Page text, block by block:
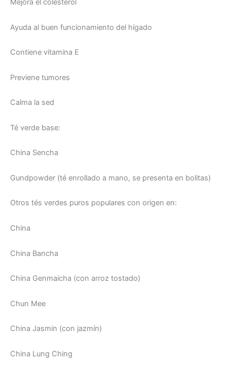
Mejora el colesterol
Ayuda al buen funcionamiento del hígado
Contiene vitamina E
Previene tumores
Calma la sed
Té verde base:
China Sencha
Gundpowder (té enrollado a mano, se presenta en bolitas)
Otros tés verdes puros populares con origen en:
China
China Bancha
China Genmaicha (con arroz tostado)
Chun Mee
China Jasmin (con jazmín)
China Lung Ching